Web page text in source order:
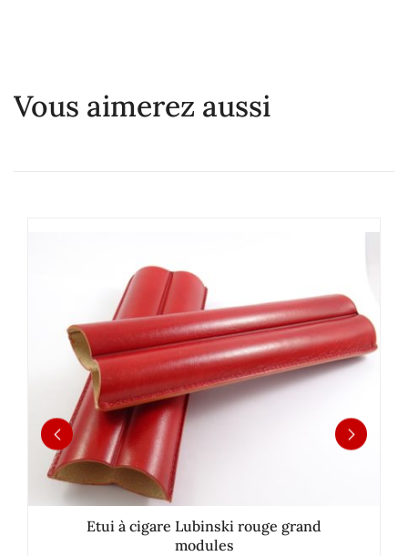
Vous aimerez aussi
Etui à cigare Lubinski rouge grand
modules